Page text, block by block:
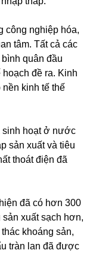
công nghiệp hóa,
tâm. Tất cả các
quân đầu
đề ra. Kinh
kinh tế thế
sinh hoạt ở nước
sản xuất và tiêu
thoát điện đã
đã có hơn 300
xuất sạch hơn,
khoáng sản,
tràn lan đã được